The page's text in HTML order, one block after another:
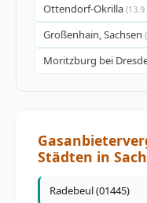
Ottendorf-Okrilla
Großenhain, Sachsen
Moritzburg bei
Städten in
Radebeul (01445)